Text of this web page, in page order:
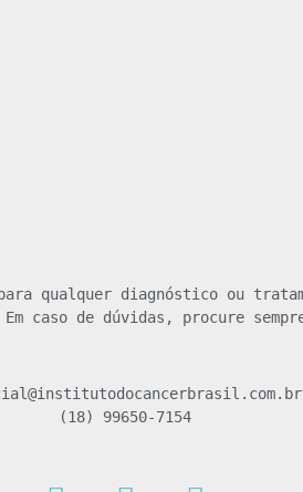
qualquer diagnóstico ou
caso de dúvidas, procure
(18) 99650-7154